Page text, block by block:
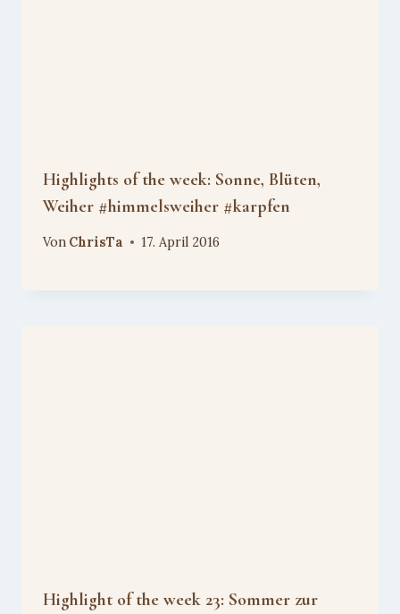
Highlights of the week: Sonne, Blüten,
Weiher #himmelsweiher #karpfen
Von ChrisTa 17. April 2016
Highlight of the week 23: Sommer zur